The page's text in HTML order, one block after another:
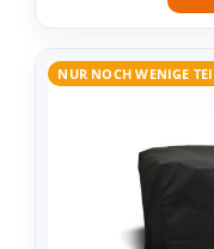
NUR NOCH WENIGE